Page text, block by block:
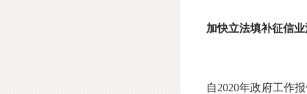
加快立法填补征信
自2020年政府工作